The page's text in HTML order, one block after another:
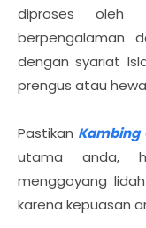
diproses oleh
berpengalaman
dengan syariat
prengus atau
Pastikan Kambing
utama anda,
menggoyang
karena kepuasan